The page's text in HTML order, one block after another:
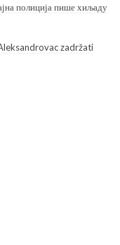
полиција пише хиљаду
zadržati